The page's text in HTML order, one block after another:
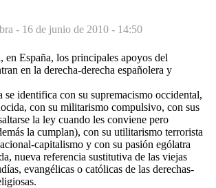
- 16 de junio de 2010 - 14:50
en España, los principales apoyos del
en la derecha-derecha españolera y
se identifica con su supremacismo occidental,
con su militarismo compulsivo, con sus
la ley cuando les conviene pero
la cumplan), con su utilitarismo terrorista
capitalismo y con su pasión ególatra
nueva referencia sustitutiva de las viejas
evangélicas o católicas de las derechas-